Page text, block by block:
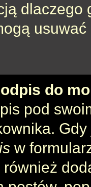
do
pod
w